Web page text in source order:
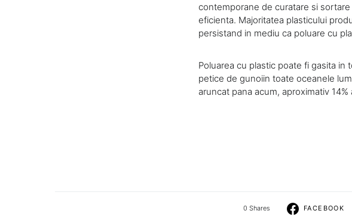
contemporane de curatare si
eficienta. Majoritatea plasticului
persistand in mediu ca poluare cu
Poluarea cu plastic poate fi gasita in
petice de gunoiin toate oceanele
aruncat pana acum, aproximativ
0 Shares FACEBOOK